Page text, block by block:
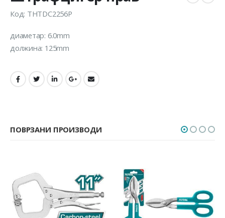
Код: THTDC2256P
диаметар: 6.0mm
должина: 125mm
ПОВРЗАНИ ПРОИЗВОДИ